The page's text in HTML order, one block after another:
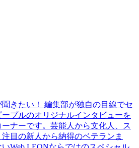
きたい！ 編集部が独自の目線でセ
プルのオリジナルインタビューを
ナーです。芸能人から文化人、ス
目の新人から納得のベテランま